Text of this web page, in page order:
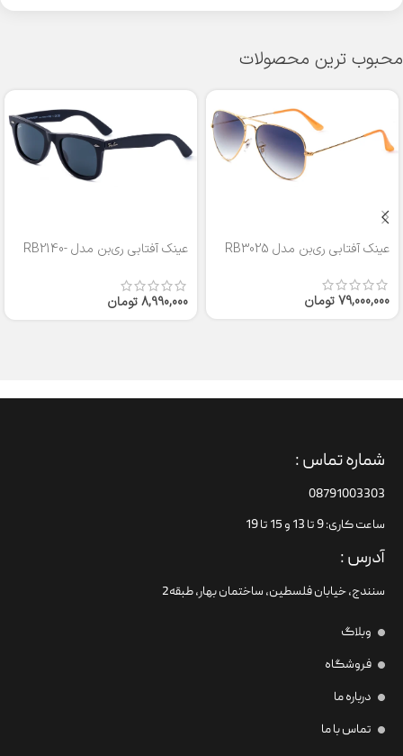
محبوب ترین محصولات
عینک آفتابی ری‌بن مدل RB3025
79,000,000تومان
عینک آفتابی ری‌بن مدل RB2140-
8,990,000تومان
شماره تماس :
08791003303
ساعت کاری: 9 تا 13 و 15 تا 19
آدرس :
سنندج، خیابان فلسطین،‌ ساختمان بهار، طبقه2
وبلاگ
فروشگاه
درباره ما
تماس با ما